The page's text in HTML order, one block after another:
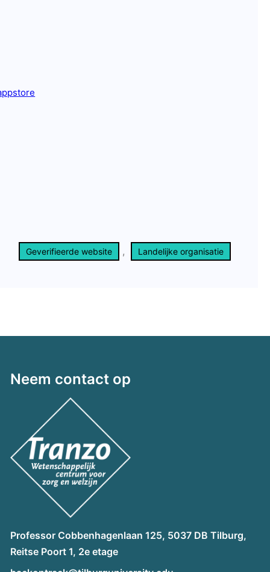
Geverifieerde website , Landelijke organisatie
Neem contact op
Professor Cobbenhagenlaan 125, 5037 DB Tilburg,
Reitse Poort 1, 2e etage